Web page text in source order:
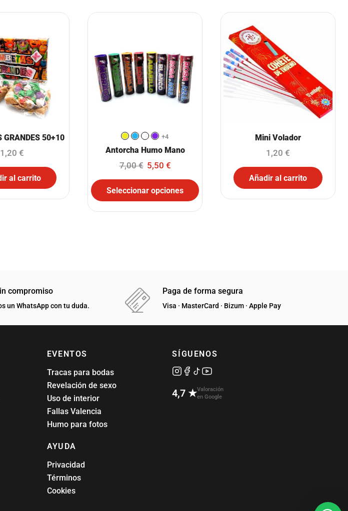
GRANDES 50+10
1,20 €
al carrito
+4
Antorcha Humo Mano
7,00€ 5,50 €
Seleccionar opciones
Mini Volador
1,20 €
Añadir al carrito
compromiso
un WhatsApp con tu duda.
Paga de forma segura
Visa · MasterCard · Bizum · Apple Pay
EVENTOS
Tracas para bodas
Revelación de sexo
Uso de interior
Fallas Valencia
Humo para fotos
AYUDA
Privacidad
Términos
Cookies
SÍGUENOS
4,7 ★Valoración
en Google